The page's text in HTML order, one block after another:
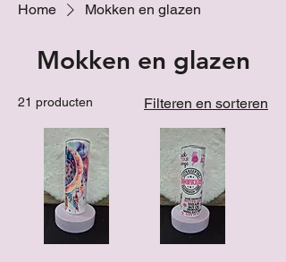
Home Mokken en glazen
Mokken en glazen
21 producten Filteren en sorteren